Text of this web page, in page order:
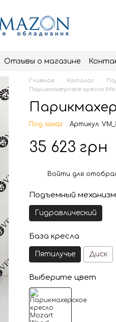
Отзывы о магазине
Главная Каталог
Парикмахерское кресло
Под заказ Артикул:
35 623 грн
Войти для
Подъемный механизм
Гидравлический
База кресла
Пятилучье Диск
Выберите цвет